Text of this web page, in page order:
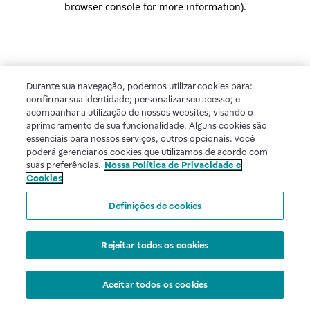
browser console for more information).
Durante sua navegação, podemos utilizar cookies para:
confirmar sua identidade; personalizar seu acesso; e
acompanhar a utilização de nossos websites, visando o
aprimoramento de sua funcionalidade. Alguns cookies são
essenciais para nossos serviços, outros opcionais. Você
poderá gerenciar os cookies que utilizamos de acordo com
suas preferências. Nossa Política de Privacidade e
Cookies
Definições de cookies
Rejeitar todos os cookies
Aceitar todos os cookies